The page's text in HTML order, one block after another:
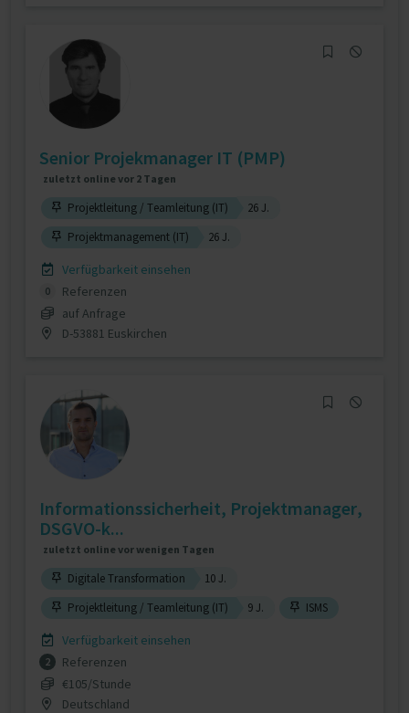
Senior Projekmanager IT (PMP)
zuletzt online vor 2 Tagen
Projektleitung / Teamleitung (IT)
26 J.
Projektmanagement (IT)
26 J.
Verfügbarkeit einsehen
0
Referenzen
auf Anfrage
D-53881 Euskirchen
Informationssicherheit, Projektmanager,
DSGVO-k...
zuletzt online vor wenigen Tagen
Digitale Transformation
10 J.
Projektleitung / Teamleitung (IT)
9 J. ISMS
Verfügbarkeit einsehen
2
Referenzen
€105/Stunde
Deutschland